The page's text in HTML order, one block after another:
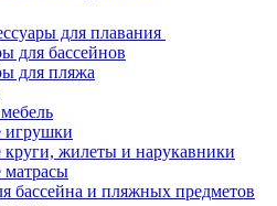
для плавания
для бассейнов
для пляжа
игрушки
жилеты и нарукавники
бассейна и пляжных предметов